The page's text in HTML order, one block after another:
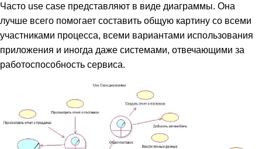
Часто use case представляют в виде диаграммы. Она
лучше всего помогает составить общую картину со всеми
участниками процесса, всеми вариантами использования
приложения и иногда даже системами, отвечающими за
работоспособность сервиса.